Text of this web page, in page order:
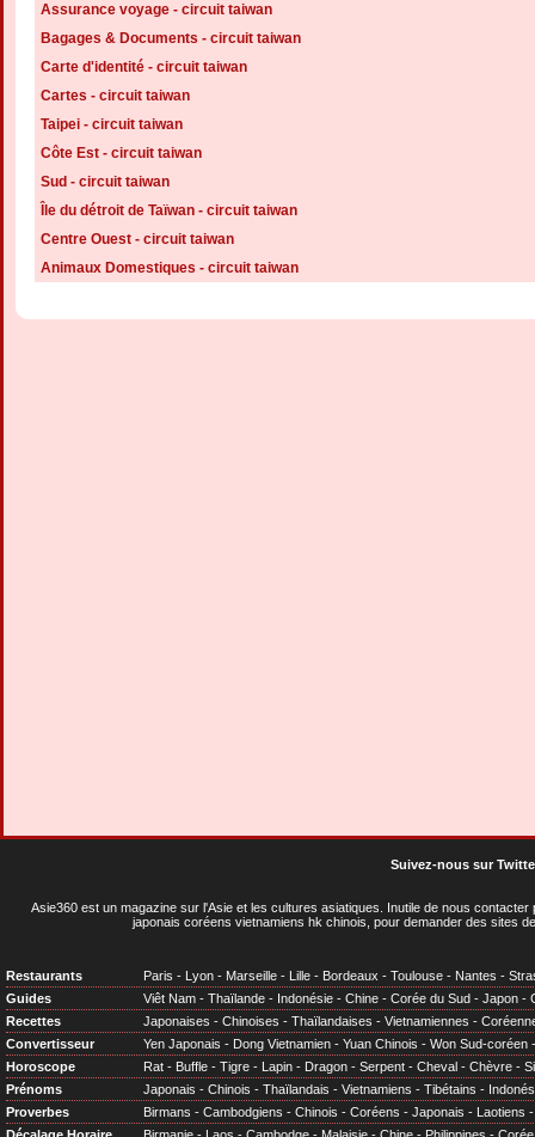
Assurance voyage - circuit taiwan
Bagages & Documents - circuit taiwan
Carte d'identité - circuit taiwan
Cartes - circuit taiwan
Taipei - circuit taiwan
Côte Est - circuit taiwan
Sud - circuit taiwan
Île du détroit de Taïwan - circuit taiwan
Centre Ouest - circuit taiwan
Animaux Domestiques - circuit taiwan
Suivez-nous sur
Asie360 est un magazine sur l'Asie et les cultures asiatiques . Inutile de nous
japonais coréens vietnamiens hk chinois, pour demander des sites
Restaurants Paris - Lyon - Marseille - Lille - Bordeaux - Toulouse - Nantes -
Guides
Viêt Nam - Thaïlande - Indonésie - Chine - Corée du Sud - Japon -
Recettes
Japonaises - Chinoises - Thaïlandaises - Vietnamiennes -
Convertisseur
Yen Japonais - Dong Vietnamien - Yuan Chinois - Won Sud-coréen
Horoscope
Rat - Buffle - Tigre - Lapin - Dragon - Serpent - Cheval - Chèvre -
Prénoms
Japonais - Chinois - Thaïlandais - Vietnamiens - Tibétains -
Proverbes
Birmans - Cambodgiens - Chinois - Coréens - Japonais - Laotiens